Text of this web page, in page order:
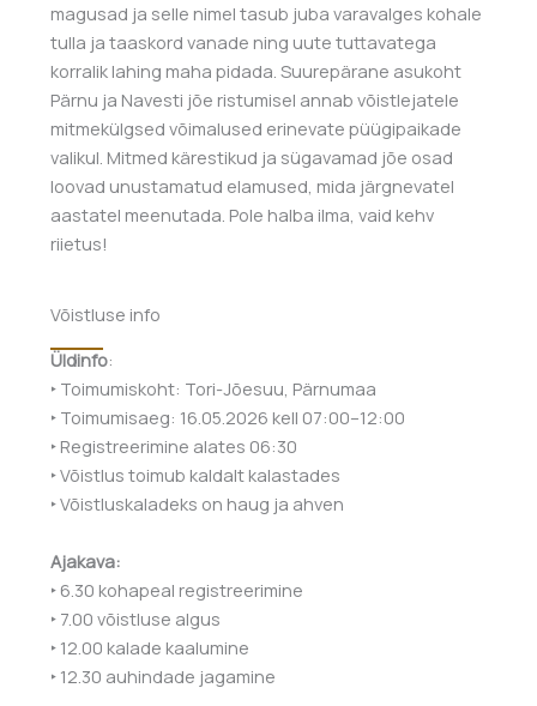
magusad ja selle nimel tasub juba varavalges kohale
tulla ja taaskord vanade ning uute tuttavatega
korralik lahing maha pidada. Suurepärane asukoht
Pärnu ja Navesti jõe ristumisel annab võistlejatele
mitmekülgsed võimalused erinevate püügipaikade
valikul. Mitmed kärestikud ja sügavamad jõe osad
loovad unustamatud elamused, mida järgnevatel
aastatel meenutada. Pole halba ilma, vaid kehv
riietus!
Võistluse info
Üldinfo:
‣ Toimumiskoht: Tori-Jõesuu, Pärnumaa
‣ Toimumisaeg: 16.05.2026 kell 07:00–12:00
‣ Registreerimine alates 06:30
‣ Võistlus toimub kaldalt kalastades
‣ Võistluskaladeks on haug ja ahven
Ajakava:
‣ 6.30 kohapeal registreerimine
‣ 7.00 võistluse algus
‣ 12.00 kalade kaalumine
‣ 12.30 auhindade jagamine